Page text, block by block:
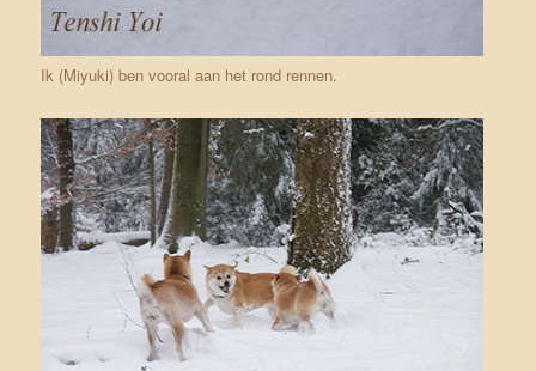
Ik (Miyuki) ben vooral aan het rond rennen.